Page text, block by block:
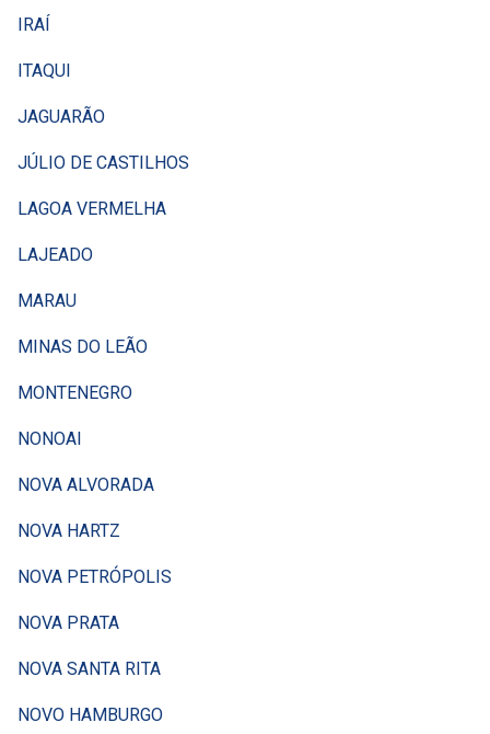
IRAÍ
ITAQUI
JAGUARÃO
JÚLIO DE CASTILHOS
LAGOA VERMELHA
LAJEADO
MARAU
MINAS DO LEÃO
MONTENEGRO
NONOAI
NOVA ALVORADA
NOVA HARTZ
NOVA PETRÓPOLIS
NOVA PRATA
NOVA SANTA RITA
NOVO HAMBURGO